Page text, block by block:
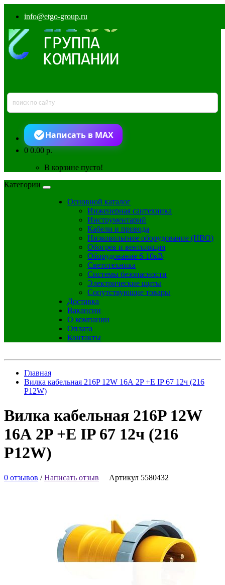
info@etgo-group.ru
Написать в MAX
00.00 р.
В корзине пусто!
Категории
Основной каталог
Инженерная сантехника
Инструментарий
Кабели и провода
Низковольтное оборудование (НВО)
Обогрев и вентиляция
Оборудование 6-10кВ
Светотехника
Системы безопасности
Электрические щиты
Сопутствующие товары
Доставка
Вакансии
О компании
Оплата
Контакты
Главная
Вилка кабельная 216P 12W 16А 2P +E IP 67 12ч (216
P12W)
Вилка кабельная 216P 12W
16А 2P +E IP 67 12ч (216
P12W)
0 отзывов /Написать отзыв Артикул 5580432